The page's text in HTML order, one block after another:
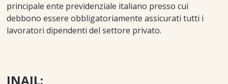
principale ente previdenziale italiano presso cui
debbono essere obbligatoriamente assicurati tutti i
lavoratori dipendenti del settore privato.
INAIL: